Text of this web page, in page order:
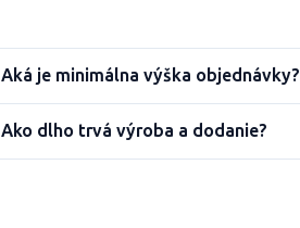
Aká je minimálna výška objednávky?
Ako dlho trvá výroba a dodanie?